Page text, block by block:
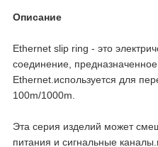
Описание
Ethernet slip ring - это
соединение,
Ethernet.используется для
100m/1000m.
Эта серия изделий может
питания и сигнальные